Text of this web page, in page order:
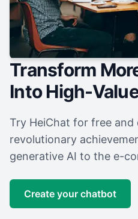
Transform
Into High-
Try HeiChat for free and
revolutionary
generative AI to the e-
Create your chatbot